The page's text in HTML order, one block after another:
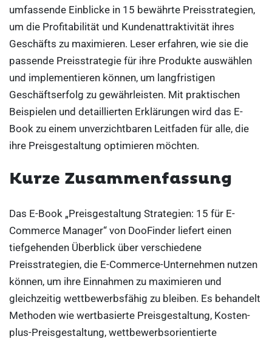
umfassende Einblicke in 15 bewährte Preisstrategien,
um die Profitabilität und Kundenattraktivität ihres
Geschäfts zu maximieren. Leser erfahren, wie sie die
passende Preisstrategie für ihre Produkte auswählen
und implementieren können, um langfristigen
Geschäftserfolg zu gewährleisten. Mit praktischen
Beispielen und detaillierten Erklärungen wird das E-
Book zu einem unverzichtbaren Leitfaden für alle, die
ihre Preisgestaltung optimieren möchten.
Kurze Zusammenfassung
Das E-Book „Preisgestaltung Strategien: 15 für E-
Commerce Manager“ von DooFinder liefert einen
tiefgehenden Überblick über verschiedene
Preisstrategien, die E-Commerce-Unternehmen nutzen
können, um ihre Einnahmen zu maximieren und
gleichzeitig wettbewerbsfähig zu bleiben. Es behandelt
Methoden wie wertbasierte Preisgestaltung, Kosten-
plus-Preisgestaltung, wettbewerbsorientierte